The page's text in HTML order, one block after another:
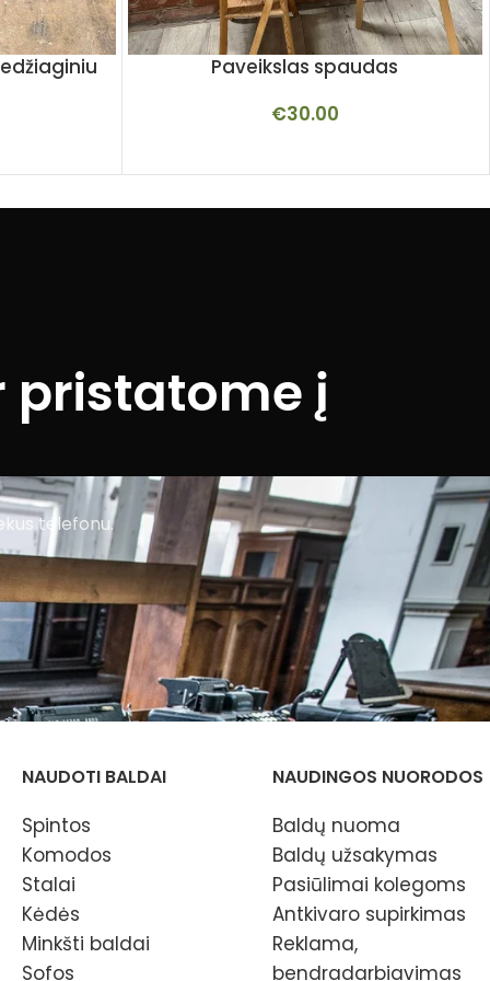
Paveikslas spaudas
€30.00
pristatome į
telefonu.
NAUDOTI BALDAI
Spintos
Komodos
Stalai
Kėdės
Minkšti baldai
Sofos
NAUDINGOS NUORODOS
Baldų nuoma
Baldų užsakymas
Pasiūlimai kolegoms
Antkivaro supirkimas
Reklama,
bendradarbiavimas